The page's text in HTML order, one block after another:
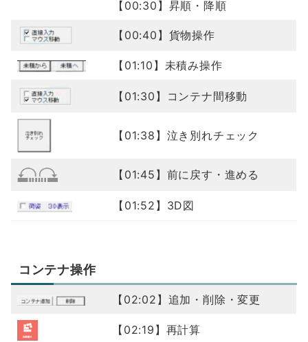
【00:30】昇順・降順
【00:40】貨物操作
【01:10】未積み操作
【01:30】コンテナ間移動
【01:38】泣き別れチェック
【01:45】前に戻す・進める
【01:52】3D図
コンテナ操作
【02:02】追加・削除・変更
【02:19】再計算